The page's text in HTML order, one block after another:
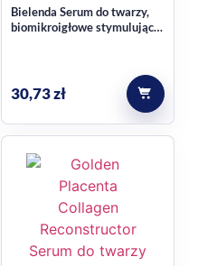
Bielenda Serum do twarzy,
biomikroigłowe stymulująco-
30,73zł